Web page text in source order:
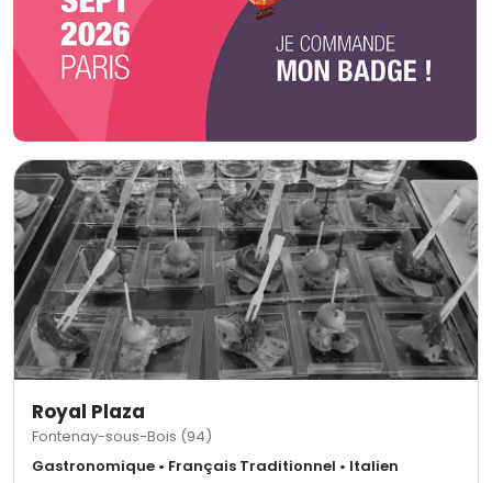
Royal Plaza
Fontenay-sous-Bois (94)
Gastronomique • Français Traditionnel • Italien